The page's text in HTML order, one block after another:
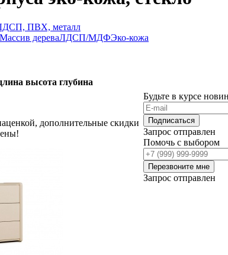
ПВХ, металл
Массив дереваЛДСП/МДФЭко-кожа
высота глубина
дополнительные скидки
Будьте в курсе
Подписаться
Запрос отправлен
Помочь с выбором
Перезвоните мне
Запрос отправлен